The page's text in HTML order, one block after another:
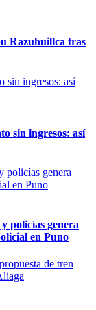
Razuhuillca tras
sin ingresos: así
policías genera
en Puno